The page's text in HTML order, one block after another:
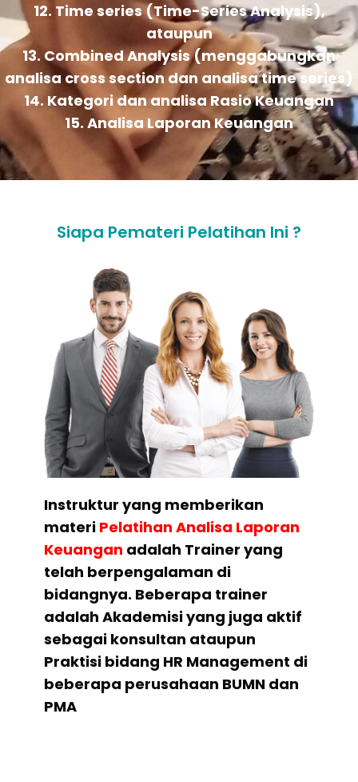
12. Time series (Time-Series Analysis),
ataupun
13. Combined Analysis (menggabungkan
analisa cross section dan analisa time series)
14. Kategori dan analisa Rasio Keuangan
15. Analisa Laporan Keuangan
Siapa Pemateri Pelatihan Ini ?
Instruktur yang memberikan
materi Pelatihan Analisa Laporan
Keuangan adalah Trainer yang
telah berpengalaman di
bidangnya. Beberapa trainer
adalah Akademisi yang juga aktif
sebagai konsultan ataupun
Praktisi bidang HR Management di
beberapa perusahaan BUMN dan
PMA